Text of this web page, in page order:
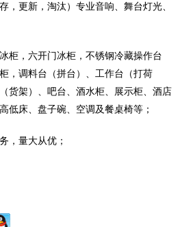
，更新，淘汰）专业音响、舞台灯光、
柜，六开门冰柜，不锈钢冷藏操作台
，调料台（拼台）、工作台（打荷
货架）、吧台、酒水柜、展示柜、酒店
低床、盘子碗、空调及餐桌椅等；
，量大从优；